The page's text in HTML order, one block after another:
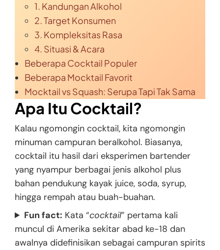
1. Kandungan Alkohol
2. Target Konsumen
3. Kompleksitas Rasa
4. Situasi & Acara
Beberapa Cocktail Populer
Beberapa Mocktail Favorit
Mocktail vs Squash: Serupa Tapi Tak Sama
Apa Itu Cocktail?
Kalau ngomongin cocktail, kita ngomongin
minuman campuran beralkohol. Biasanya,
cocktail itu hasil dari eksperimen bartender
yang nyampur berbagai jenis alkohol plus
bahan pendukung kayak juice, soda, syrup,
hingga rempah atau buah-buahan.
Fun fact: Kata “cocktail” pertama kali
muncul di Amerika sekitar abad ke-18 dan
awalnya didefinisikan sebagai campuran spirits